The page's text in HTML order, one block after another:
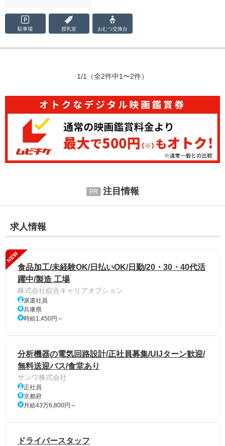
駐車場 授乳室 おむつ交換台
1/1 （全2件中1〜2件）
注目情報
求人情報
NEW
食品加工/未経験OK/日払いOK/日勤/20・30・40代活
躍中/製造 工場
株式会社綜合キャリアオプション
派遣社員
兵庫県
時給1,450円～
分析機器の電気回路設計/正社員募集/UIJターン歓迎/
無料送迎バス/食堂あり
サンワ株式会社
正社員
京都府
月給43万6,800円～
ドライバースタッフ